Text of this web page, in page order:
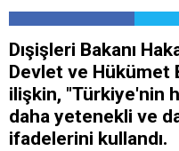
Dışişleri Bakanı
Devlet ve Hükümet
ilişkin, "Türkiye'nin
daha yetenekli ve
ifadelerini kullandı.